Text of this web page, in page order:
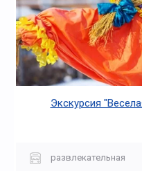
Экскурсия
развлекательная